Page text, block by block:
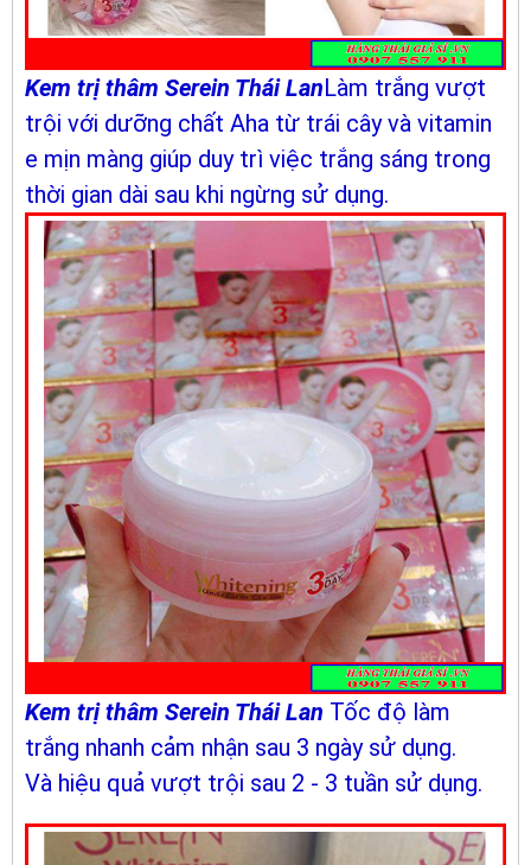
Kem trị thâm Serein Thái LanLàm trắng vượt
trội với dưỡng chất Aha từ trái cây và vitamin
e mịn màng giúp duy trì việc trắng sáng trong
thời gian dài sau khi ngừng sử dụng.
Kem trị thâm Serein Thái Lan Tốc độ làm
trắng nhanh cảm nhận sau 3 ngày sử dụng.
Và hiệu quả vượt trội sau 2 - 3 tuần sử dụng.